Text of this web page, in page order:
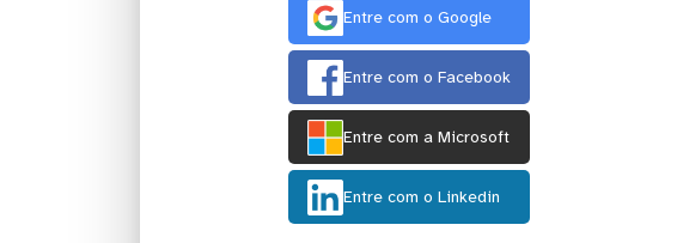
Entre com o Google
Entre com o Facebook
Entre com a Microsoft
Entre com o Linkedin